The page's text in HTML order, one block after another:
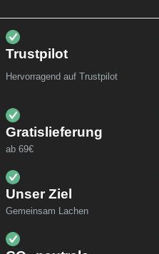
Trustpilot
Hervorragend auf Trustpilot
Gratislieferung
ab 69€
Unser Ziel
Gemeinsam Lachen